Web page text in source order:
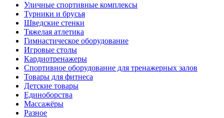
Уличные спортивные комплексы
Турники и брусья
Шведские стенки
Тяжелая атлетика
Гимнастическое оборудование
Игровые столы
Кардиотренажеры
Спортивное оборудование для тренажерных залов
Товары для фитнеса
Детские товары
Единоборства
Массажёры
Разное